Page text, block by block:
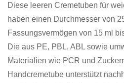
Diese leeren Cremetuben für
haben einen Durchmesser von
Fassungsvermögen von 15 ml
Die aus PE, PBL, ABL sowie
Materialien wie PCR und
Handcremetube unterstützt